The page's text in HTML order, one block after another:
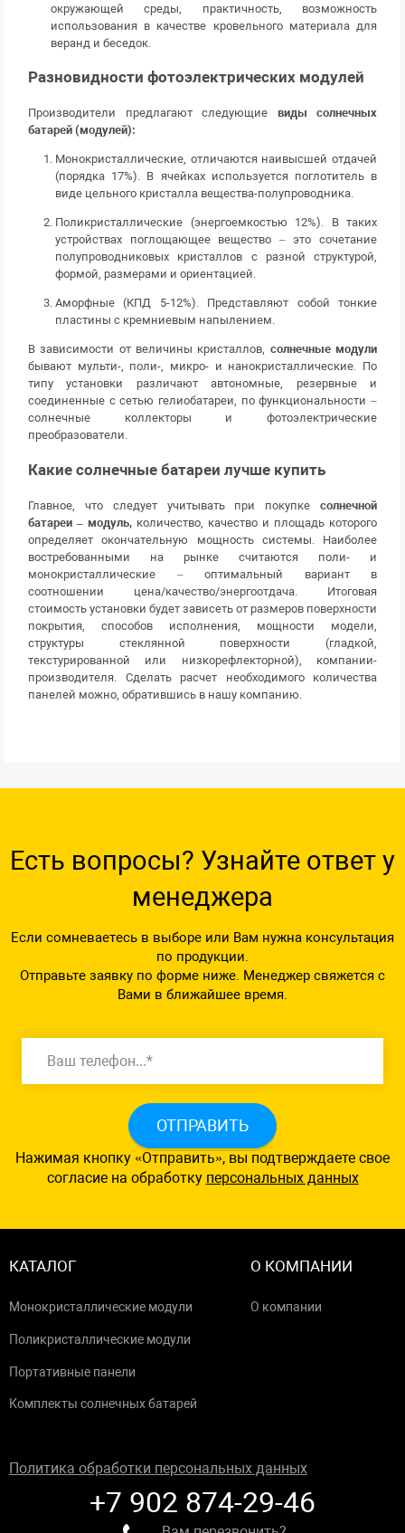
окружающей среды, практичность, возможность
использования в качестве кровельного материала для
веранд и беседок.
Разновидности фотоэлектрических модулей
Производители предлагают следующие виды солнечных
батарей (модулей):
Монокристаллические, отличаются наивысшей отдачей
(порядка 17%). В ячейках используется поглотитель в
виде цельного кристалла вещества-полупроводника.
Поликристаллические (энергоемкостью 12%). В таких
устройствах поглощающее вещество – это сочетание
полупроводниковых кристаллов с разной структурой,
формой, размерами и ориентацией.
Аморфные (КПД 5-12%). Представляют собой тонкие
пластины с кремниевым напылением.
В зависимости от величины кристаллов, солнечные модули
бывают мульти-, поли-, микро- и нанокристаллические. По
типу установки различают автономные, резервные и
соединенные с сетью гелиобатареи, по функциональности –
солнечные коллекторы и фотоэлектрические
преобразователи.
Какие солнечные батареи лучше купить
Главное, что следует учитывать при покупке солнечной
батареи – модуль, количество, качество и площадь которого
определяет окончательную мощность системы. Наиболее
востребованными на рынке считаются поли- и
монокристаллические – оптимальный вариант в
соотношении цена/качество/энергоотдача. Итоговая
стоимость установки будет зависеть от размеров поверхности
покрытия, способов исполнения, мощности модели,
структуры стеклянной поверхности (гладкой,
текстурированной или низкорефлекторной), компании-
производителя. Сделать расчет необходимого количества
панелей можно, обратившись в нашу компанию.
Есть вопросы? Узнайте ответ у
менеджера
Если сомневаетесь в выборе или Вам нужна консультация
по продукции.
Отправьте заявку по форме ниже. Менеджер свяжется с
Вами в ближайшее время.
ОТПРАВИТЬ
Нажимая кнопку «Отправить», вы подтверждаете свое
согласие на обработку персональных данных
КАТАЛОГ
Монокристаллические модули
Поликристаллические модули
Портативные панели
Комплекты солнечных батарей
О КОМПАНИИ
О компании
Политика обработки персональных данных
+7 902 874-29-46